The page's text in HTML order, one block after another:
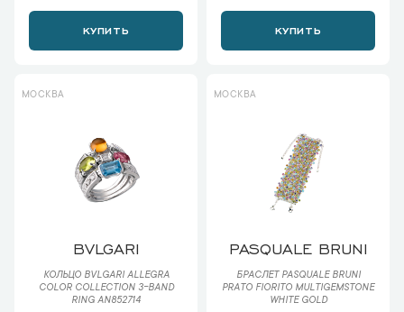
КУПИТЬ КУПИТЬ
МОСКВА
BVLGARI
КОЛЬЦО BVLGARI ALLEGRA
COLOR COLLECTION 3-BAND
RING AN852714
МОСКВА
PASQUALE BRUNI
БРАСЛЕТ PASQUALE BRUNI
PRATO FIORITO MULTIGEMSTONE
WHITE GOLD